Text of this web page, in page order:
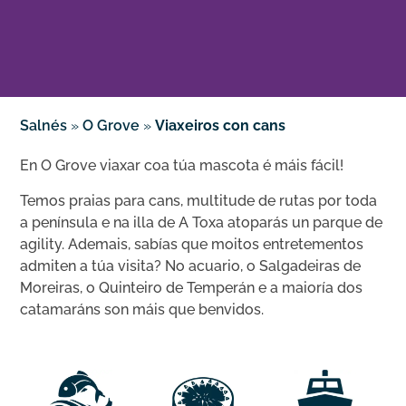
Salnés »O Grove »Viaxeiros con cans
En O Grove viaxar coa túa mascota é máis fácil!
Temos praias para cans, multitude de rutas por toda
a península e na illa de A Toxa atoparás un parque de
agility. Ademais, sabías que moitos entretementos
admiten a túa visita? No acuario, o Salgadeiras de
Moreiras, o Quinteiro de Temperán e a maioría dos
catamaráns son máis que benvidos.